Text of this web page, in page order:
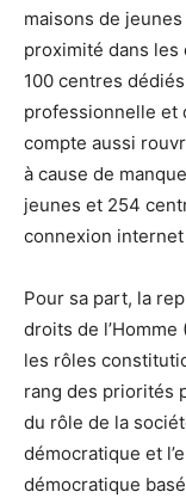
maisons de
proximité dans
100 centres
professionnelle et
compte aussi
à cause de
jeunes et 254
connexion
Pour sa part, la
droits de l’Homme
les rôles
rang des priorités
du rôle de la
démocratique et
démocratique